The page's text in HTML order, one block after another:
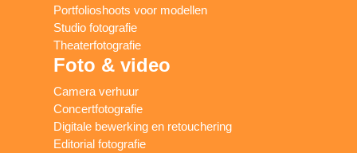
Portfolioshoots voor modellen
Studio fotografie
Theaterfotografie
Foto & video
Camera verhuur
Concertfotografie
Digitale bewerking en retouchering
Editorial fotografie